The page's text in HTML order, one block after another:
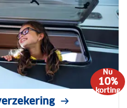
Nu
10%
korting